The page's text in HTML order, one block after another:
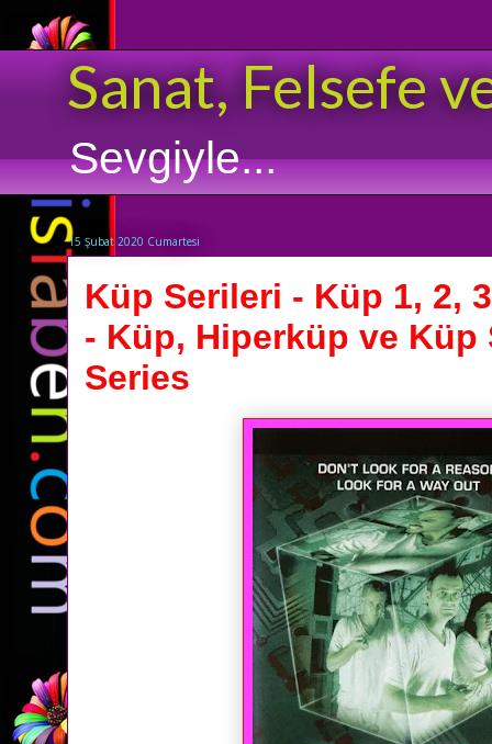
Sanat, Felsefe
Sevgiyle...
15 Şubat 2020 Cumartesi
Küp Serileri - Küp 1, 2,
- Küp, Hiperküp ve Küp
Series